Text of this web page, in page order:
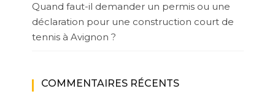
Quand faut-il demander un permis ou une
déclaration pour une construction court de
tennis à Avignon ?
COMMENTAIRES RÉCENTS